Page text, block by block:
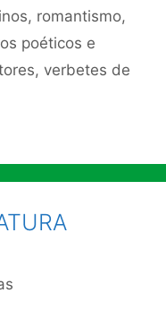
, romantismo,
poéticos e
, verbetes de